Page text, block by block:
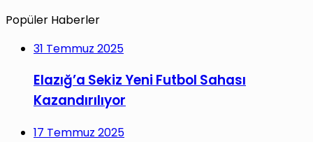
Popüler Haberler
31 Temmuz 2025
Elazığ’a Sekiz Yeni Futbol Sahası
Kazandırılıyor
17 Temmuz 2025